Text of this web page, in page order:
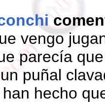
vengo
parecía
puñal
hecho